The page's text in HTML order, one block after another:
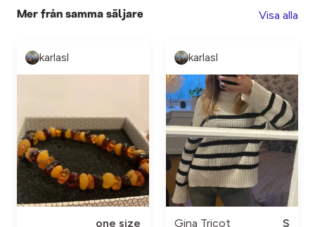
Mer från samma säljare Visa alla
karlasl
one size
karlasl
Gina Tricot S